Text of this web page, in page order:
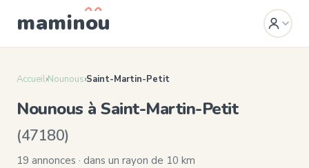
maminou
Accueil›Nounous›Saint-Martin-Petit
Nounous à Saint-Martin-Petit
(47180)
19 annonces · dans un rayon de 10 km